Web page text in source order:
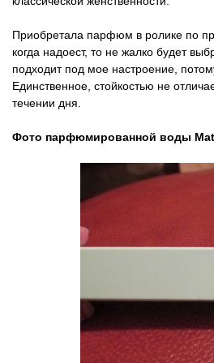
Приобретала парфюм в ролике по
когда надоест, то не жалко будет
подходит под мое настроение,
Единственное, стойкостью не
течении дня.
Фото парфюмированной воды